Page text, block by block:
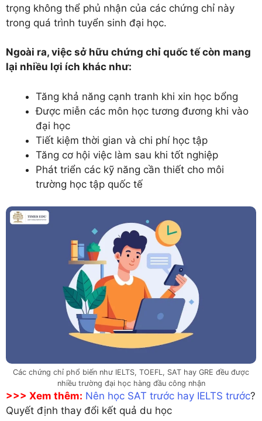
trọng không thể phủ nhận của các chứng chỉ này
trong quá trình tuyển sinh đại học.
Ngoài ra, việc sở hữu chứng chỉ quốc tế còn mang
lại nhiều lợi ích khác như:
Tăng khả năng cạnh tranh khi xin học bổng
Được miễn các môn học tương đương khi vào
đại học
Tiết kiệm thời gian và chi phí học tập
Tăng cơ hội việc làm sau khi tốt nghiệp
Phát triển các kỹ năng cần thiết cho môi
trường học tập quốc tế
Các chứng chỉ phổ biến như IELTS, TOEFL, SAT hay GRE đều được
nhiều trường đại học hàng đầu công nhận
>>> Xem thêm: Nên học SAT trước hay IELTS trước?
Quyết định thay đổi kết quả du học